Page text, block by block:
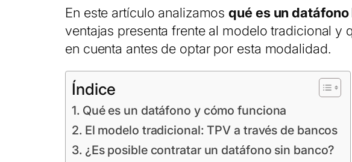
En este artículo analizamosqué es un
ventajas presenta frente al modelo tradicional y
en cuenta antes de optar por esta modalidad.
Índice
Qué es un datáfono y cómo funciona
El modelo tradicional: TPV a través de bancos
¿Es posible contratar un datáfono sin banco?